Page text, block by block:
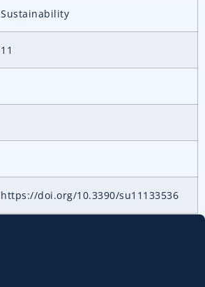
Sustainability
11
https://doi.org/10.3390/su11133536